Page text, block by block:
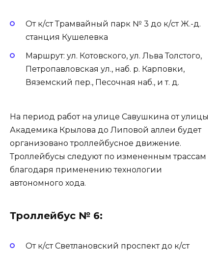
От к/ст Трамвайный парк № 3 до к/ст Ж.-д.
станция Кушелевка
Маршрут: ул. Котовского, ул. Льва Толстого,
Петропавловская ул., наб. р. Карповки,
Вяземский пер., Песочная наб., и т. д.
На период работ на улице Савушкина от улицы
Академика Крылова до Липовой аллеи будет
организовано троллейбусное движение.
Троллейбусы следуют по измененным трассам
благодаря применению технологии
автономного хода.
Троллейбус № 6:
От к/ст Светлановский проспект до к/ст